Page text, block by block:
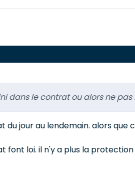
dans le contrat ou alors ne
jour au lendemain. alors que
loi. il n'y a plus la